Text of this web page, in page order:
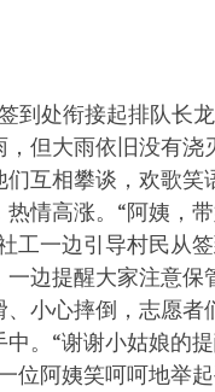
到处衔接起排队长
但大雨依旧没有浇
互相攀谈，欢歌笑
情高涨。“阿姨，带
工一边引导村民从
一边提醒大家注意保
小心摔倒，志愿者
中。“谢谢小姑娘的
位阿姨笑呵呵地举